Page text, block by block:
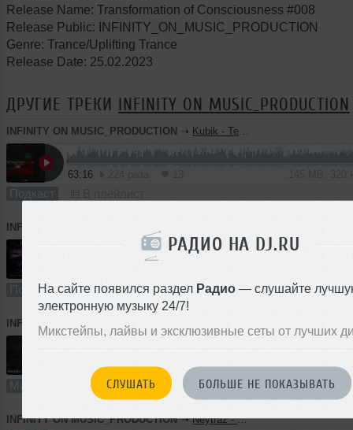
РАДИО НА DJ.RU
На сайте появился раздел Радио — слушайте
электронную музыку 24/7!
Микстейпы, лайвы и эксклюзивные сеты от лучших
СЛУШАТЬ БОЛЬШЕ НЕ ПОКАЗЫВАТЬ
Release Name: Transformation of Consciousness #008
Release Public: INFINITY_ON_MUSIC_PRODUCTION
Genre: Trance/Uplifting Trance
Release Date: 25.02.2023
ДРУГИЕ ТРЕКИ INFINITY ON MUSIC_PRODUCTION
INFINITY ON MUSIC_PRODUCTION ➝ Kubik - Techno Evolution #6 (INFINITY ON MUSIC PODCAST)
63:16
Подкаст
INFINITY ON MUSIC_PRODUCTION
Подкаст В плейлист (в 2 плейлистах)
INFINITY ON MUSIC_PRODUCTION
218 раз 163 MB, 256
Микс В плейлист
INFINITY ON MUSIC_PRODUCTION ➝Neytraz - Muse (INFINITY ON MUSIC PRODUCTION)